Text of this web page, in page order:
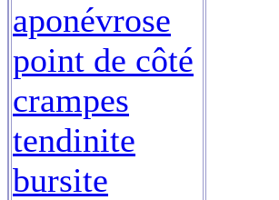
aponévrose
point de côté
crampes
tendinite
bursite